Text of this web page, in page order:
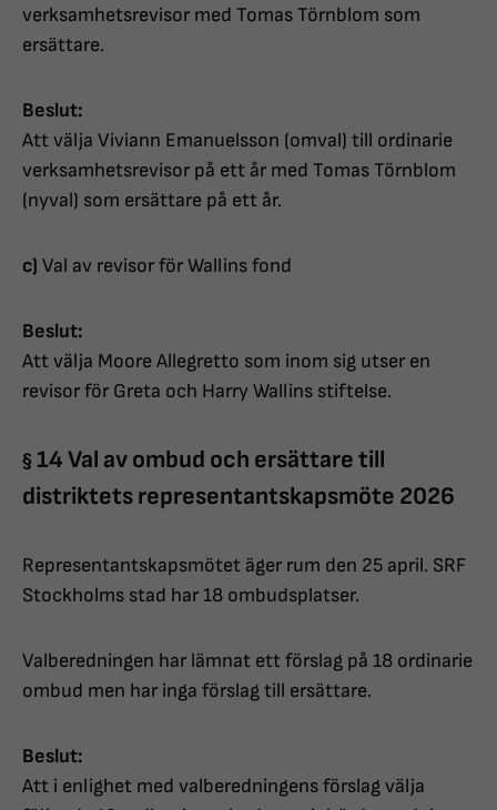
verksamhetsrevisor med Tomas Törnblom som
ersättare.
Beslut:
Att välja Viviann Emanuelsson (omval) till ordinarie
verksamhetsrevisor på ett år med Tomas Törnblom
(nyval) som ersättare på ett år.
c) Val av revisor för Wallins fond
Beslut:
Att välja Moore Allegretto som inom sig utser en
revisor för Greta och Harry Wallins stiftelse.
§ 14 Val av ombud och ersättare till
distriktets representantskapsmöte 2026
Representantskapsmötet äger rum den 25 april. SRF
Stockholms stad har 18 ombudsplatser.
Valberedningen har lämnat ett förslag på 18 ordinarie
ombud men har inga förslag till ersättare.
Beslut:
Att i enlighet med valberedningens förslag välja